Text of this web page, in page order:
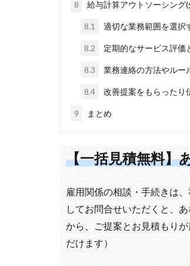
8 給与計算アウトソーシング
8.1 適切な業務範囲を選択
8.2 定期的なサービス評価
8.3 業務連絡の方法やルー
8.4 改善提案をもらったり
9 まとめ
【一括見積無料】
雇用関係の相談・手続きは
してお問合せいただくと、
から、ご提案とお見積もり
だけます）